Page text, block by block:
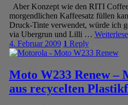
Aber Konzept wie den RITI
morgendlichen Kaffeesatz füllen
Druck-Tinte verwendet, würde ich
via Ubergrun und Lilli …
4. Februar 2009 1 Reply
Moto W233 Renew –
aus recycelten